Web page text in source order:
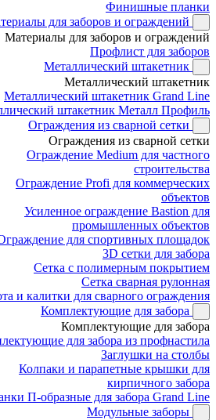
Финишные планки
для заборов и ограждений
Материалы для заборов и ограждений
Профлист для заборов
Металлический штакетник
Металлический штакетник
Металлический штакетник Grand Line
штакетник Металл Профиль
Ограждения из сварной сетки
Ограждения из сварной сетки
Ограждение Medium для частного
строительства
Ограждение Profi для коммерческих
объектов
Усиленное ограждение Bastion для
промышленных объектов
для спортивных площадок
3D сетки для забора
Сетка с полимерным покрытием
Сетка сварная рулонная
и калитки для сварного ограждения
Комплектующие для забора
Комплектующие для забора
для забора из профнастила
Заглушки на столбы
Колпаки и парапетные крышки для
кирпичного забора
П-образные для забора Grand Line
Модульные заборы